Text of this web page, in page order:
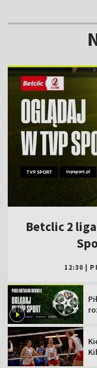
Betclic 2
12:30